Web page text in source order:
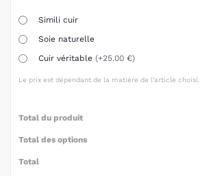
Simili cuir
Soie naturelle
Cuir véritable (+25.00 €)
Le prix est dépendant de la matière de l'article choisi.
Total du produit
Total des options
Total